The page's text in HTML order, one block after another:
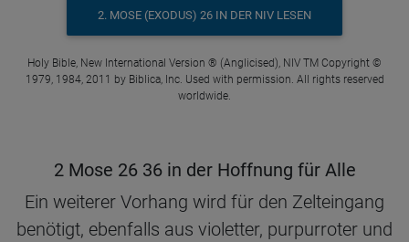
2. MOSE (EXODUS) 26 IN DER NIV LESEN
Holy Bible, New International Version ® (Anglicised), NIV TM Copyright ©
1979, 1984, 2011 by Biblica, Inc. Used with permission. All rights reserved
worldwide.
2 Mose 26 36 in der Hoffnung für Alle
Ein weiterer Vorhang wird für den Zelteingang
benötigt, ebenfalls aus violetter, purpurroter und